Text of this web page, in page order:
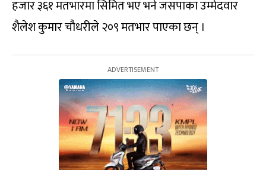
हजार ३६१ मतभारमा सिमित भए भने जसपाका उम्मेदवार
शैलेश कुमार चौधरीले २०९ मतभार पाएका छन् ।